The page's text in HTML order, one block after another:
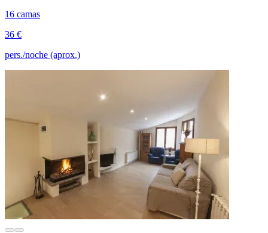
16 camas
36 €
pers./noche (aprox.)